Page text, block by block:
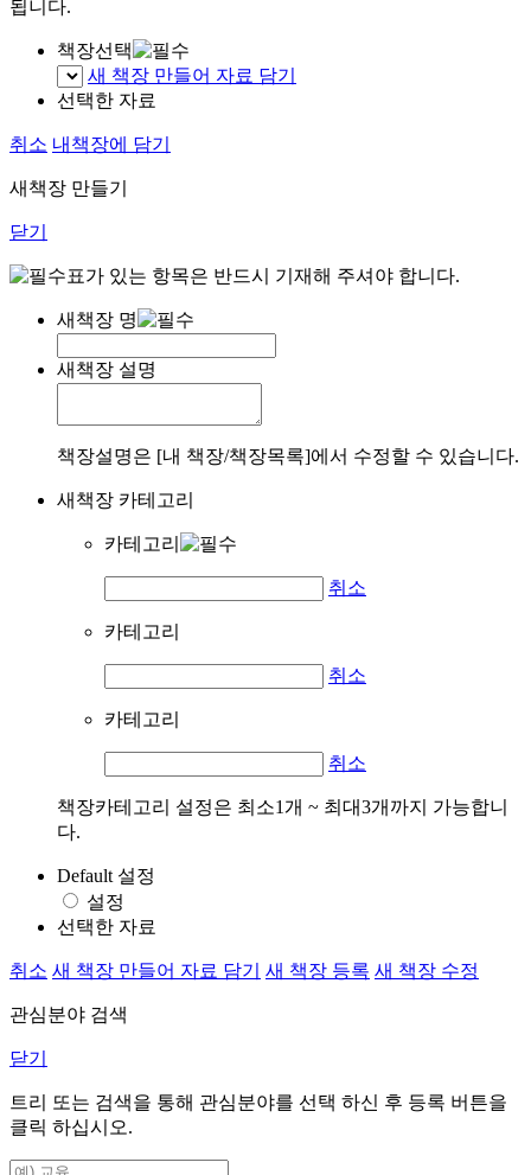
됩니다.
책장선택
새 책장 만들어 자료 담기
선택한 자료
취소 내책장에 담기
새책장 만들기
닫기
표가 있는 항목은 반드시 기재해 주셔야 합니다.
새책장 명
새책장 설명
책장설명은 [내 책장/책장목록]에서 수정할 수 있습니다.
새책장 카테고리
카테고리
취소
카테고리
취소
카테고리
취소
책장카테고리 설정은 최소1개 ~ 최대3개까지 가능합니
다.
Default 설정
설정
선택한 자료
취소 새 책장 만들어 자료 담기 새 책장 등록 새 책장 수정
관심분야 검색
닫기
트리 또는 검색을 통해 관심분야를 선택 하신 후 등록 버튼을
클릭 하십시오.